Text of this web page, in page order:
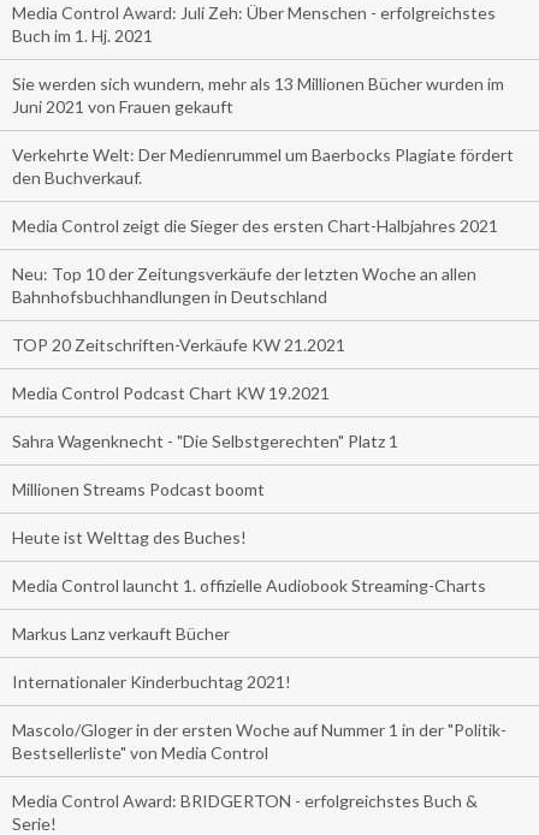
Media Control Award: Juli Zeh: Über Menschen - erfolgreichstes
Buch im 1. Hj. 2021
Sie werden sich wundern, mehr als 13 Millionen Bücher wurden im
Juni 2021 von Frauen gekauft
Verkehrte Welt: Der Medienrummel um Baerbocks Plagiate fördert
den Buchverkauf.
Media Control zeigt die Sieger des ersten Chart-Halbjahres 2021
Neu: Top 10 der Zeitungsverkäufe der letzten Woche an allen
Bahnhofsbuchhandlungen in Deutschland
TOP 20 Zeitschriften-Verkäufe KW 21.2021
Media Control Podcast Chart KW 19.2021
Sahra Wagenknecht - "Die Selbstgerechten" Platz 1
Millionen Streams Podcast boomt
Heute ist Welttag des Buches!
Media Control launcht 1. offizielle Audiobook Streaming-Charts
Markus Lanz verkauft Bücher
Internationaler Kinderbuchtag 2021!
Mascolo/Gloger in der ersten Woche auf Nummer 1 in der "Politik-
Bestsellerliste" von Media Control
Media Control Award: BRIDGERTON - erfolgreichstes Buch &
Serie!